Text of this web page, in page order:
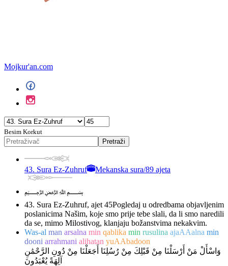
Mojkur'an.com
Besim Korkut
Pretraži
43. Sura Ez-Zuhruf Mekanska sura/89 ajeta
﷽
43. Sura Ez-Zuhruf, ajet 45Pogledaj u odredbama objavljenim
poslanicima Našim, koje smo prije tebe slali, da li smo naredili
da se, mimo Milostivog, klanjaju božanstvima nekakvim.
Was-al man arsalna min qablika min rusulina ajaAAalna min
dooni arrahmani alihatan yuAAbadoon
وَاسْأَلْ مَنْ أَرْسَلْنَا مِنْ قَبْلِكَ مِنْ رُسُلِنَا أَجَعَلْنَا مِنْ دُونِ الرَّحْمَٰنِ
آلِهَةً يُعْبَدُونَ